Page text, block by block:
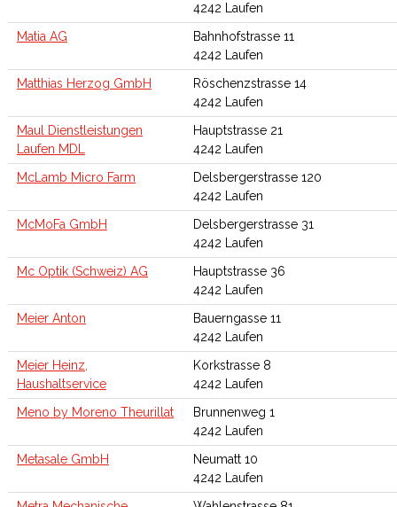
4242 Laufen
Matia AG
Bahnhofstrasse 11
4242 Laufen
Matthias Herzog GmbH
Röschenzstrasse 14
4242 Laufen
Maul Dienstleistungen
Laufen MDL
Hauptstrasse 21
4242 Laufen
McLamb Micro Farm
Delsbergerstrasse 120
4242 Laufen
McMoFa GmbH
Delsbergerstrasse 31
4242 Laufen
Mc Optik (Schweiz) AG
Hauptstrasse 36
4242 Laufen
Meier Anton
Bauerngasse 11
4242 Laufen
Meier Heinz,
Haushaltservice
Korkstrasse 8
4242 Laufen
Meno by Moreno Theurillat
Brunnenweg 1
4242 Laufen
Metasale GmbH
Neumatt 10
4242 Laufen